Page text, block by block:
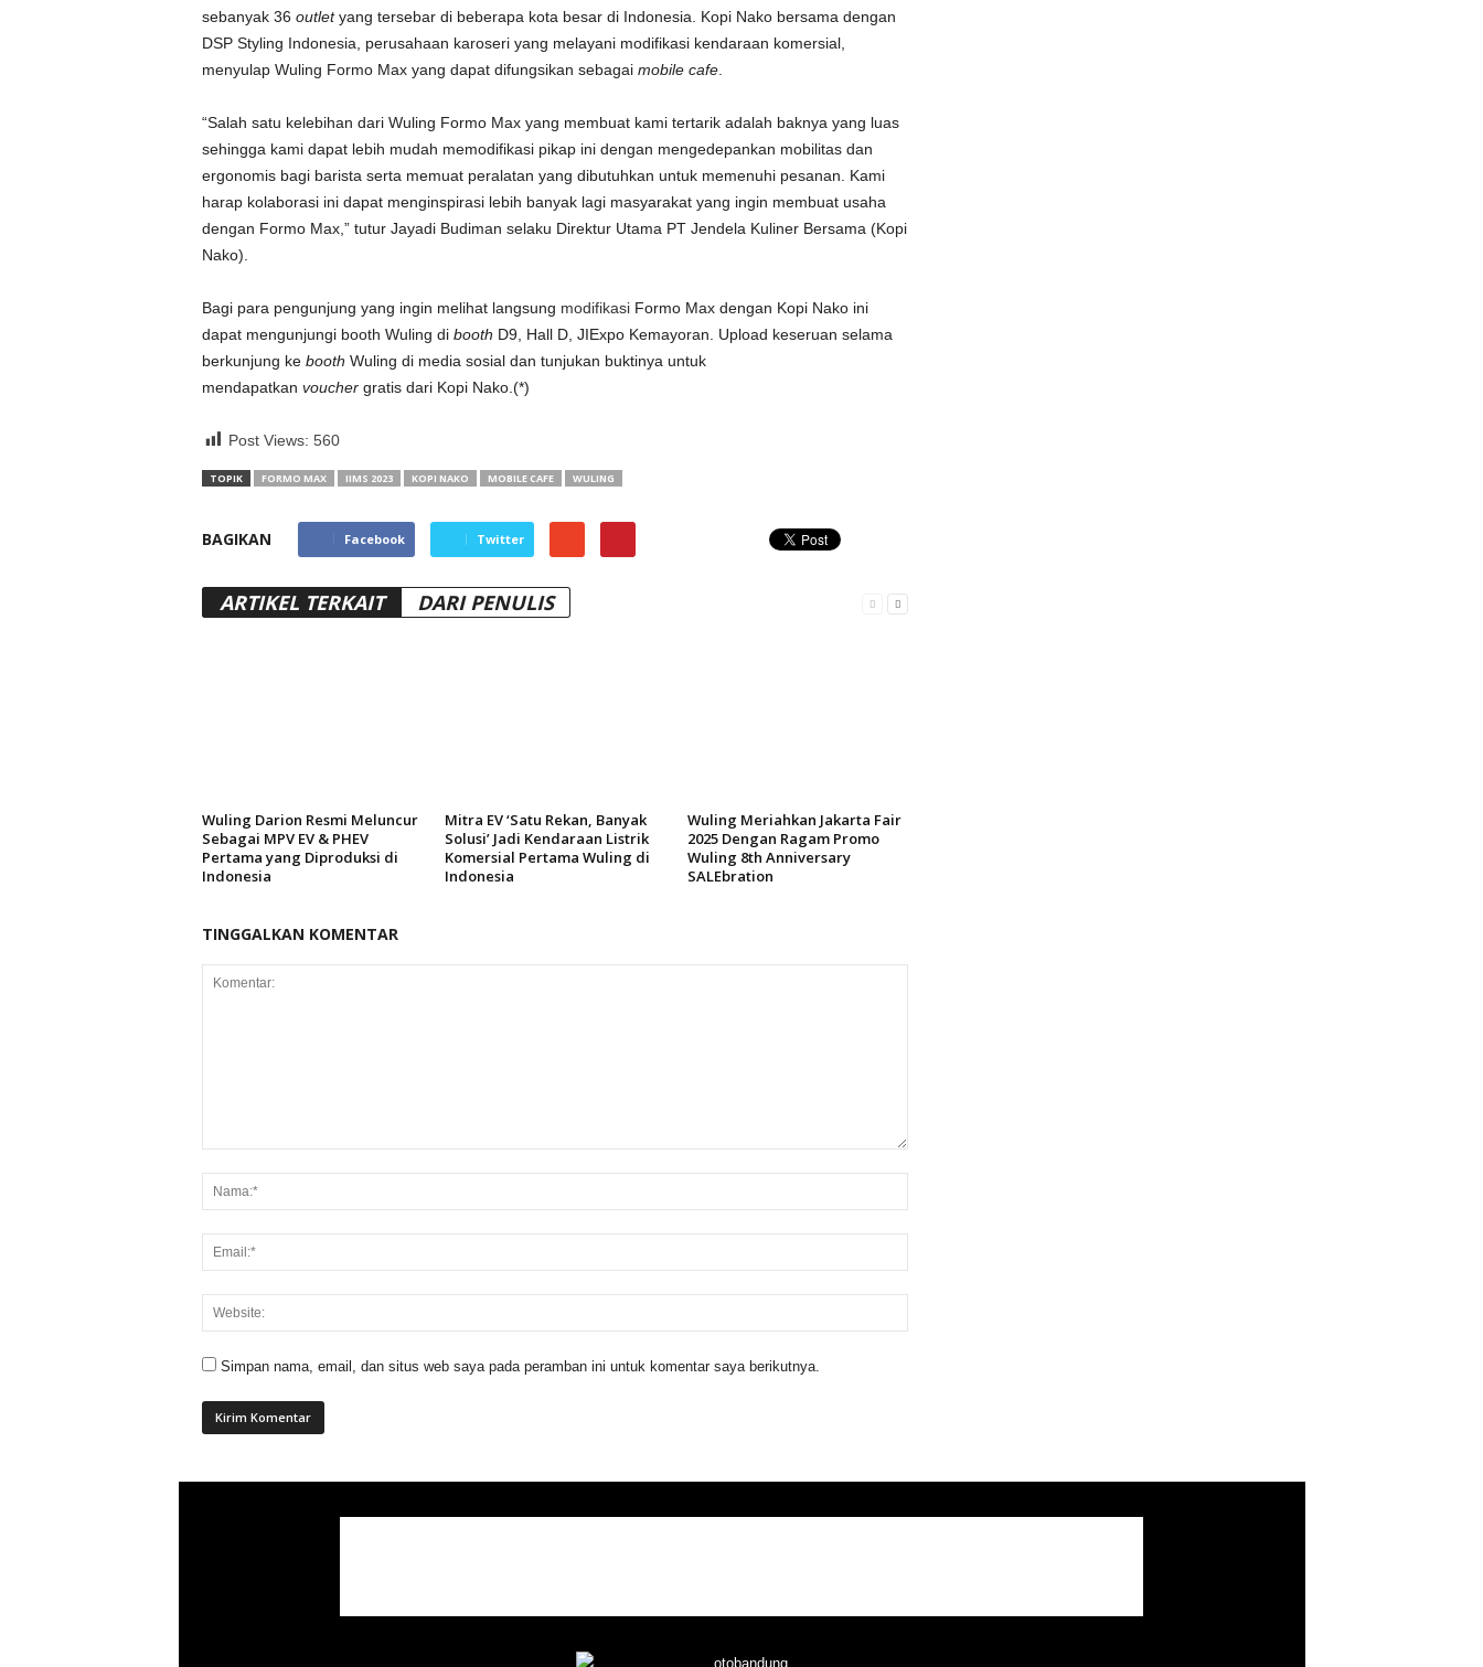
sebanyak 36 outletyang tersebar di beberapa kota besar di Indonesia. Kopi Nako bersama dengan
DSP Styling Indonesia, perusahaan karoseri yang melayani modifikasi kendaraan komersial,
menyulap Wuling Formo Max yang dapat difungsikan sebagai mobile cafe.
“Salah satu kelebihan dari Wuling Formo Max yang membuat kami tertarik adalah baknya yang luas
sehingga kami dapat lebih mudah memodifikasi pikap ini dengan mengedepankan mobilitas dan
ergonomis bagi barista serta memuat peralatan yang dibutuhkan untuk memenuhi pesanan. Kami
harap kolaborasi ini dapat menginspirasi lebih banyak lagi masyarakat yang ingin membuat usaha
dengan Formo Max,” tutur Jayadi Budiman selaku Direktur Utama PT Jendela Kuliner Bersama (Kopi
Nako).
Bagi para pengunjung yang ingin melihat langsung modifikasiFormo Max dengan Kopi Nako ini
dapat mengunjungi booth Wuling di booth D9, Hall D, JIExpo Kemayoran. Upload keseruan selama
berkunjung kebooth Wuling di media sosial dan tunjukan buktinya untuk
mendapatkan voucher gratis dari Kopi Nako.(*)
Post Views: 560
TOPIK FORMO MAX IIMS 2023 KOPI NAKO MOBILE CAFE WULING
BAGIKAN Facebook Twitter
ARTIKEL TERKAIT DARI PENULIS
Wuling Darion Resmi Meluncur
Sebagai MPV EV & PHEV
Pertama yang Diproduksi di
Indonesia
Mitra EV ‘Satu Rekan, Banyak
Solusi’ Jadi Kendaraan Listrik
Komersial Pertama Wuling di
Indonesia
Wuling Meriahkan Jakarta Fair
2025 Dengan Ragam Promo
Wuling 8th Anniversary
SALEbration
TINGGALKAN KOMENTAR
Simpan nama, email, dan situs web saya pada peramban ini untuk komentar saya berikutnya.